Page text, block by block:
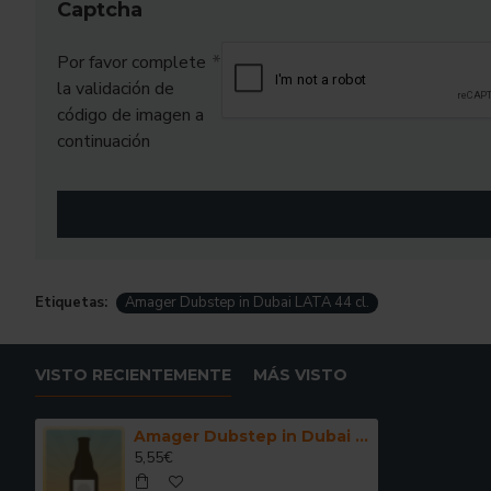
Captcha
Por favor complete
la validación de
código de imagen a
continuación
Etiquetas: Amager Dubstep in Dubai LATA 44 cl.
VISTO RECIENTEMENTE MÁS VISTO
Amager Dubstep in Dubai LATA 44 cl.
5,55€